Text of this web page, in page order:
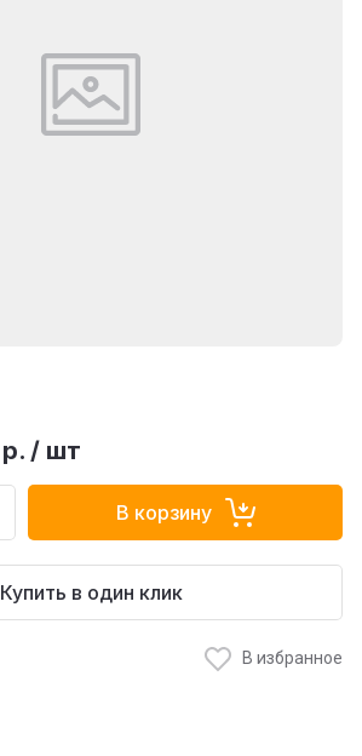
р. / шт
В корзину
Купить в один клик
В избранное